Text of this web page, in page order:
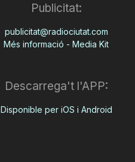
Publicitat:
publicitat@radiociutat.com
Més informació - Media Kit
Descarrega't l'APP:
Disponible per iOS i Android